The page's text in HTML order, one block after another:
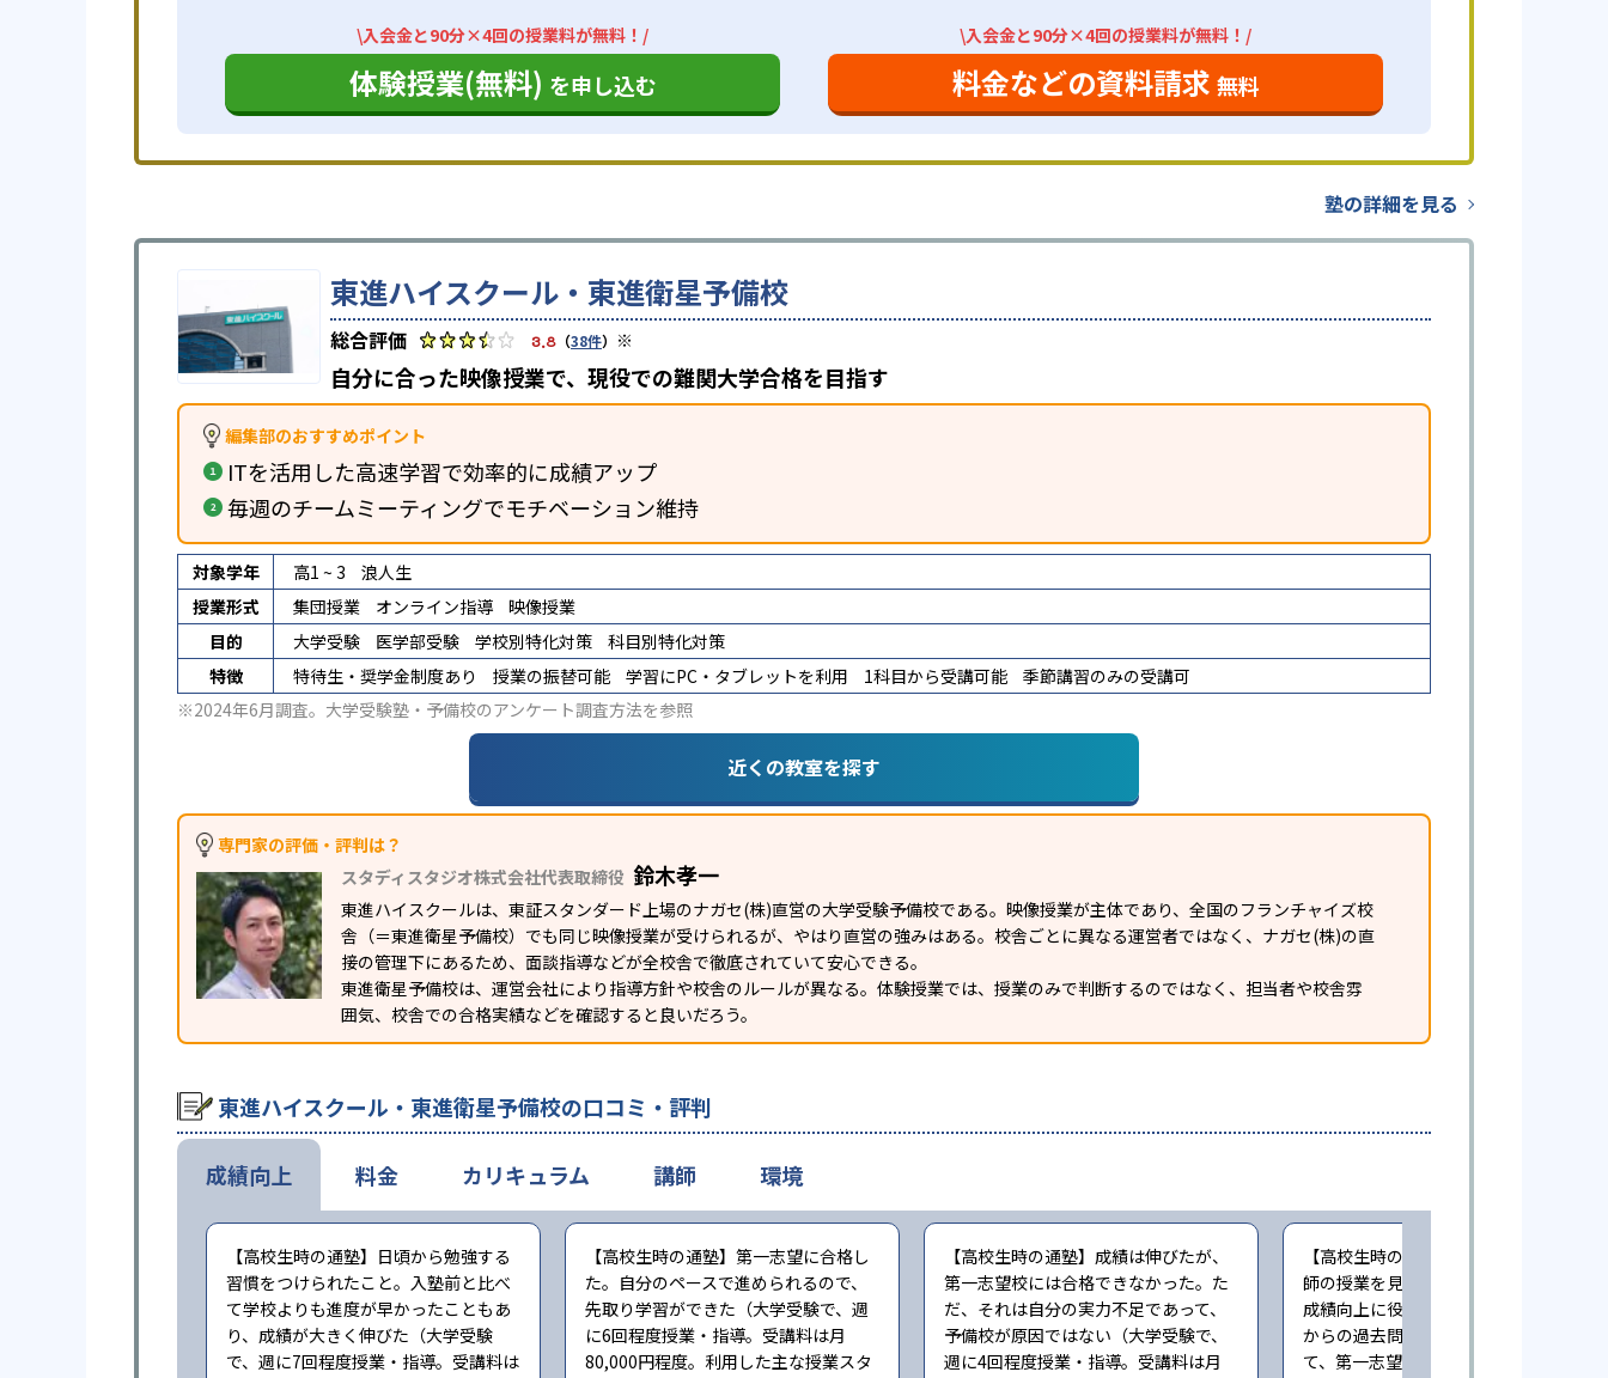
\入会金と90分×4回の授業料が無料！/
体験授業(無料) を申し込む
\入会金と90分×4回の授業料が無料！/
料金などの資料請求 無料
塾の詳細を見る
東進ハイスクール・東進衛星予備校
3.8 （38件） ※
自分に合った映像授業で、現役での難関大学合格を目指す
編集部のおすすめポイント
ITを活用した高速学習で効率的に成績アップ
毎週のチームミーティングでモチベーション維持
対象学年 高1 ~ 3
浪人生
授業形式
集団授業 オンライン指導
映像授業
目的
大学受験 医学部受験 学校別特化対策
科目別特化対策
特徴
特待生・奨学金制度あり 授業の振替可能 学習にPC・タブレットを利用 1科目から受講可能
季節講習のみの受講可
※2024年6月調査。 大学受験塾・予備校のアンケート調査方法を参照
近くの教室を探す
専門家の評価・評判は？
スタディスタジオ株式会社代表取締役 鈴木孝一
東進ハイスクールは、東証スタンダード上場のナガセ(株)直営の大学受験予備校である。映像授業が主体であり、全国のフランチャイズ校
舎（＝東進衛星予備校）でも同じ映像授業が受けられるが、やはり直営の強みはある。校舎ごとに異なる運営者ではなく、ナガセ(株)の直
接の管理下にあるため、面談指導などが全校舎で徹底されていて安心できる。
東進衛星予備校は、運営会社により指導方針や校舎のルールが異なる。体験授業では、授業のみで判断するのではなく、担当者や校舎雰
囲気、校舎での合格実績などを確認すると良いだろう。
東進ハイスクール・東進衛星予備校の口コミ・評判
成績向上
【高校生時の通塾】日頃から勉強する
習慣をつけられたこと。入塾前と比べ
て学校よりも進度が早かったこともあ
り、成績が大きく伸びた（大学受験
で、週に7回程度授業・指導。受講料は
【高校生時の通塾】第一志望に合格し
た。自分のペースで進められるので、
先取り学習ができた（大学受験で、週
に6回程度授業・指導。受講料は月
80,000円程度。利用した主な授業スタ
【高校生時の通塾】成績は伸びたが、
第一志望校には合格できなかった。た
だ、それは自分の実力不足であって、
予備校が原因ではない（大学受験で、
週に4回程度授業・指導。受講料は月
【高校生時の通塾】映像授業で一流講
師の授業を見続けることができた点は
成績向上に役立った。また、早い時期
からの過去問演習による指導も相まっ
て、第一志望に合格することができた
料金 カリキュラム 講師 環境